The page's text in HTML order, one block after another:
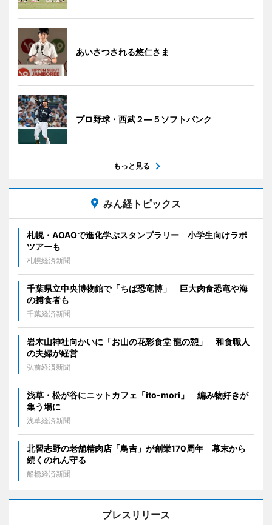
あいさつされる悠仁さま
プロ野球・西武２―５ソフトバンク
もっと見る
みん経トピックス
札幌・AOAOで進化学ぶスタンプラリー 小学生向けラボ
ツアーも
札幌経済新聞
千葉県立中央博物館で「ちば恐竜博」 巨大肉食恐竜や海
の捕食者も
千葉経済新聞
岩木山神社向かいに「お山の花彩食堂 龍の憩」 和食職人
の夫婦が経営
弘前経済新聞
浅草・松が谷にニットカフェ「ito-mori」 編み物好きが
集う場に
浅草経済新聞
北習志野の老舗精肉店「鳥吉」が創業170周年 幕末から
続くのれん守る
船橋経済新聞
プレスリリース